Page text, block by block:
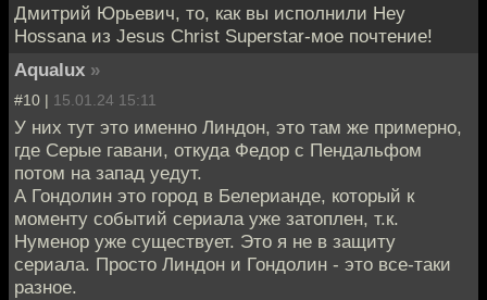
Дмитрий Юрьевич, то, как вы исполнили Hey
Hossana из Jesus Christ Superstar-мое почтение!
Aqualux »
#10 | 15.01.24 15:11
У них тут это именно Линдон, это там же примерно,
где Серые гавани, откуда Федор с Пендальфом
потом на запад уедут.
А Гондолин это город в Белерианде, который к
моменту событий сериала уже затоплен, т.к.
Нуменор уже существует. Это я не в защиту
сериала. Просто Линдон и Гондолин - это все-таки
разное.